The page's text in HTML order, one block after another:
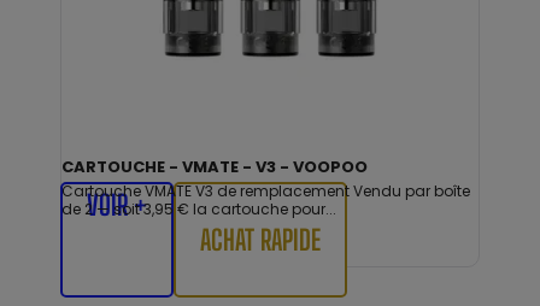
CARTOUCHE - VMATE - V3 - VOOPOO
Cartouche VMATE V3 de remplacement Vendu par boîte
de 2 — soit 3,95 € la cartouche pour...
VOIR +
ACHAT RAPIDE